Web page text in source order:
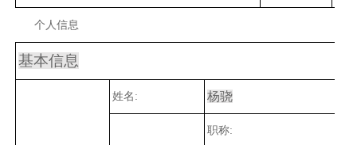
个人信息
基本信息
姓名: 杨骁
职称: